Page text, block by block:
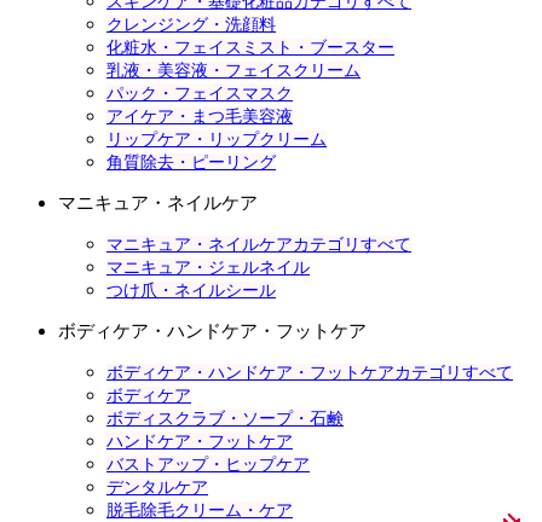
クレンジング・洗顔料
化粧水・フェイスミスト・ブースター
乳液・美容液・フェイスクリーム
パック・フェイスマスク
アイケア・まつ毛美容液
リップケア・リップクリーム
角質除去・ピーリング
マニキュア・ネイルケア
マニキュア・ネイルケアカテゴリすべて
マニキュア・ジェルネイル
つけ爪・ネイルシール
ボディケア・ハンドケア・フットケア
ボディケア・ハンドケア・フットケアカテゴリすべて
ボディケア
ボディスクラブ・ソープ・石鹸
ハンドケア・フットケア
バストアップ・ヒップケア
デンタルケア
脱毛除毛クリーム・ケア